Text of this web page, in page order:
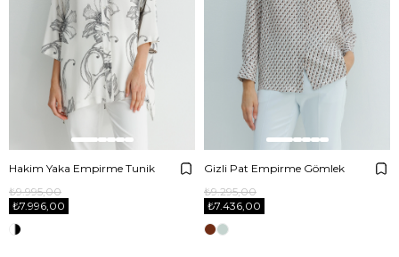
Hakim Yaka Empirme Tunik
₺7.996,00
₺9.995,00
Gizli Pat Empirme Gömlek
₺7.436,00
₺9.295,00